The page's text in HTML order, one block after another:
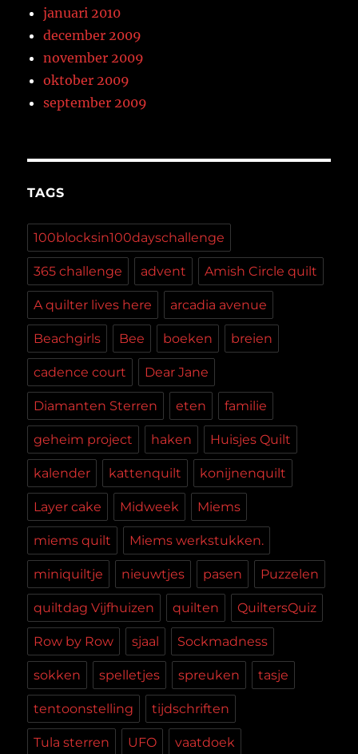
januari 2010
december 2009
november 2009
oktober 2009
september 2009
TAGS
100blocksin100dayschallenge
365 challenge advent Amish Circle quilt
A quilter lives here arcadia avenue
Beachgirls Bee boeken breien
cadence court Dear Jane
Diamanten Sterren eten familie
geheim project haken Huisjes Quilt
kalender kattenquilt konijnenquilt
Layer cake Midweek Miems
miems quilt Miems werkstukken.
miniquiltje nieuwtjes pasen Puzzelen
quiltdag Vijfhuizen quilten QuiltersQuiz
Row by Row sjaal Sockmadness
sokken spelletjes spreuken tasje
tentoonstelling tijdschriften
Tula sterren UFO vaatdoek